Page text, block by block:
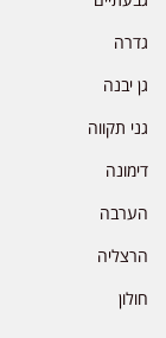
גדרה
גן יבנה
גני תקווה
דימונה
הערבה
הרצליה
חולון